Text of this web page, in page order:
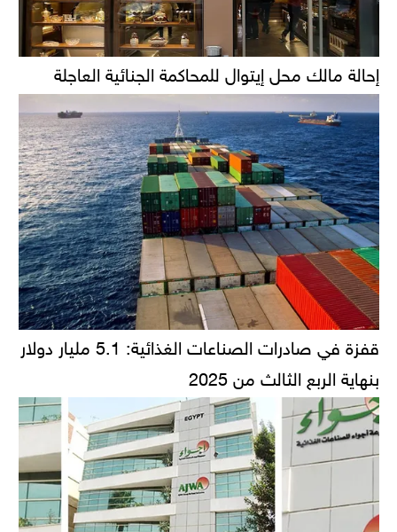
إحالة مالك محل إيتوال للمحاكمة الجنائية العاجلة
قفزة في صادرات الصناعات الغذائية: 5.1 مليار دولار
بنهاية الربع الثالث من 2025